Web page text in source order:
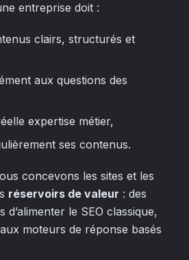
entreprise doit :
clairs, structurés et
aux questions des
expertise métier,
ses contenus.
concevons les sites et les
réservoirs de valeur : des
d’alimenter le SEO classique,
moteurs de réponse basés